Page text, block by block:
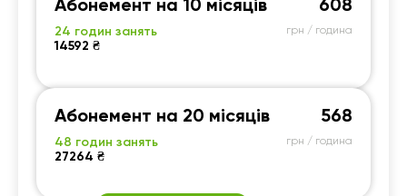
Абонемент на 10 місяців
24 годин занять
14592 ₴
608
грн / година
Абонемент на 20 місяців
48 годин занять
27264 ₴
568
грн / година